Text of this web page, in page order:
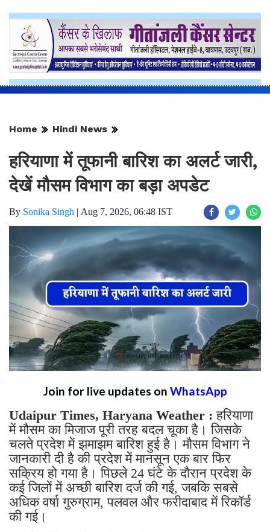
Home Hindi News
हरियाणा में तूफानी बारिश का अलर्ट जारी,
देखें मौसम विभाग का बड़ा अपडेट
By Sonika Singh | Aug 7, 2026, 06:48 IST
Join for live updates on WhatsApp
Udaipur Times, Haryana Weather :हरियाणा
में मौसम का मिजाज पूरी तरह बदल चूका है। जिसके
चलते प्रदेश में झमाझम बारिश हुई है। मौसम विभाग ने
जानकारी दी है की प्रदेश में मानसून एक बार फिर
सक्रिय हो गया है। पिछले 24 घंटे के दौरान प्रदेश के
कई जिलों में अच्छी बारिश दर्ज की गई, जबकि सबसे
अधिक वर्षा गुरुग्राम, पलवल और फरीदाबाद में रिकॉर्ड
की गई।